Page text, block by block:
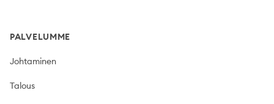
PALVELUMME
Johtaminen
Talous